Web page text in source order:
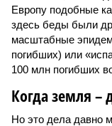
Европу подобные
здесь беды были
масштабные
погибших) или
100 млн погибших
Когда земля –
Но это дела давно